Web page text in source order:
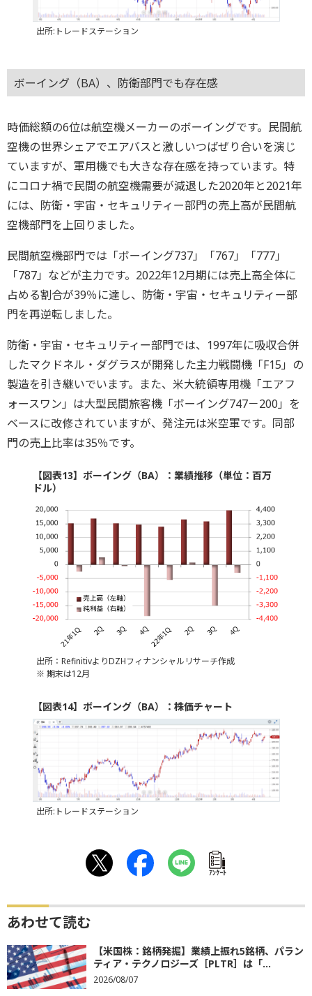
出所:トレードステーション
ボーイング（BA）、防衛部門でも存在感
時価総額の6位は航空機メーカーのボーイングです。民間航
空機の世界シェアでエアバスと激しいつばぜり合いを演じ
ていますが、軍用機でも大きな存在感を持っています。特
にコロナ禍で民間の航空機需要が減退した2020年と2021年
には、防衛・宇宙・セキュリティー部門の売上高が民間航
空機部門を上回りました。
民間航空機部門では「ボーイング737」「767」「777」
「787」などが主力です。2022年12月期には売上高全体に
占める割合が39％に達し、防衛・宇宙・セキュリティー部
門を再逆転しました。
防衛・宇宙・セキュリティー部門では、1997年に吸収合併
したマクドネル・ダグラスが開発した主力戦闘機「F15」の
製造を引き継いでいます。また、米大統領専用機「エアフ
ォースワン」は大型民間旅客機「ボーイング747－200」を
ベースに改修されていますが、発注元は米空軍です。同部
門の売上比率は35％です。
【図表13】ボーイング（BA）：業績推移（単位：百万
ドル）
出所：RefinitivよりDZHフィナンシャルリサーチ作成
※ 期末は12月
【図表14】ボーイング（BA）：株価チャート
出所:トレードステーション
ｱﾝｹｰﾄ
あわせて読む
【米国株：銘柄発掘】業績上振れ5銘柄、パラン
ティア・テクノロジーズ［PLTR］は「...
2026/08/07